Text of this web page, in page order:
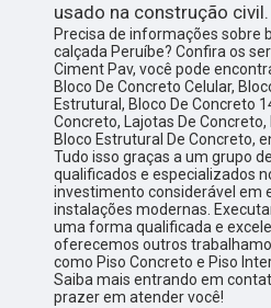
usado na construção civil.
Precisa de informações sobre
calçada Peruíbe? Confira os
Ciment Pav, você pode
Bloco De Concreto Celular,
Estrutural, Bloco De Concreto
Concreto, Lajotas De
Bloco Estrutural De Concreto,
Tudo isso graças a um grupo
qualificados e especializados
investimento considerável em
instalações modernas.
uma forma qualificada e
oferecemos outros
como Piso Concreto e Piso
Saiba mais entrando em
prazer em atender você!